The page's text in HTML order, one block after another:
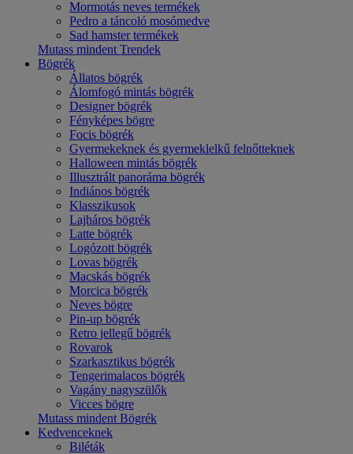
Mormotás neves termékek
Pedro a táncoló mosómedve
Sad hamster termékek
Mutass mindent Trendek
Bögrék
Állatos bögrék
Álomfogó mintás bögrék
Designer bögrék
Fényképes bögre
Focis bögrék
Gyermekeknek és gyermeklelkű felnőtteknek
Halloween mintás bögrék
Illusztrált panoráma bögrék
Indiános bögrék
Klasszikusok
Lajháros bögrék
Latte bögrék
Logózott bögrék
Lovas bögrék
Macskás bögrék
Morcica bögrék
Neves bögre
Pin-up bögrék
Retro jellegű bögrék
Rovarok
Szarkasztikus bögrék
Tengerimalacos bögrék
Vagány nagyszülők
Vicces bögre
Mutass mindent Bögrék
Kedvenceknek
Biléták